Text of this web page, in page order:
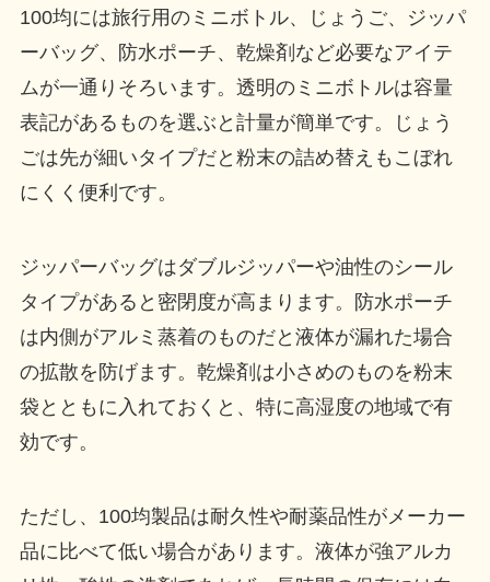
100均には旅行用のミニボトル、じょうご、ジッパ
ーバッグ、防水ポーチ、乾燥剤など必要なアイテ
ムが一通りそろいます。透明のミニボトルは容量
表記があるものを選ぶと計量が簡単です。じょう
ごは先が細いタイプだと粉末の詰め替えもこぼれ
にくく便利です。
ジッパーバッグはダブルジッパーや油性のシール
タイプがあると密閉度が高まります。防水ポーチ
は内側がアルミ蒸着のものだと液体が漏れた場合
の拡散を防げます。乾燥剤は小さめのものを粉末
袋とともに入れておくと、特に高湿度の地域で有
効です。
ただし、100均製品は耐久性や耐薬品性がメーカー
品に比べて低い場合があります。液体が強アルカ